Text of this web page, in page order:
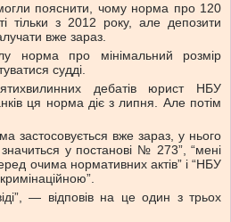
пояснити, чому норма про 120
тільки з 2012 року, але депозити
вже зараз.
норма про мінімальний розмір
судді.
дебатів юрист НБУ
ця норма діє з липня. Але потім
застосовується вже зараз, у нього
значиться у постанові № 273”, “мені
очима нормативних актів” і “НБУ
— відповів на це один з трьох